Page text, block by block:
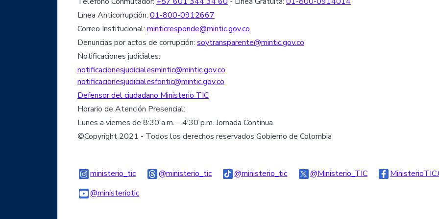
Línea Anticorrupción: 01-800-0912667
Correo Institucional: minticresponde@mintic.gov.co
Denuncias por actos de corrupción: soytransparente@mintic.gov.co
Notificaciones judiciales:
notificacionesjudicialesmintic@mintic.gov.co
notificacionesjudicialesfontic@mintic.gov.co
Defensor del ciudadano Ministerio TIC
Horario de Atención Presencial:
Lunes a viernes de 8:30 a.m. – 4:30 p.m. Jornada Continua
©Copyright 2021 - Todos los derechos reservados Gobierno de Colombia
ministerio_ticLogo Instagram
@ministerio_ticLogo Threads
@ministerio_ticLogo Tiktok@Ministerio_TICLogo Twitter
@ministerioticLogo Youtube